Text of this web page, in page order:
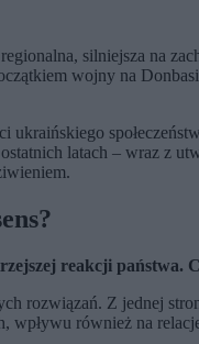
silniejsza na
wojny na
latach – wraz z
reakcji państwa.
rozwiązań. Z jednej
również na